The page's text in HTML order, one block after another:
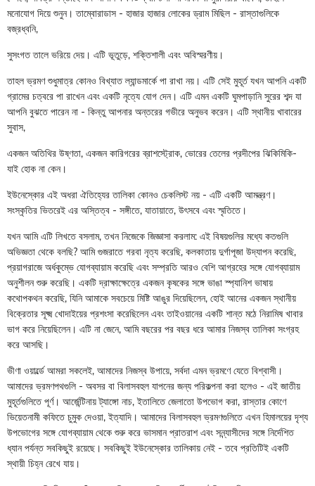
মনোযোগ দিয়ে শুনুন। তাম্বোরাডাস - হাজার হাজার লোকের ড্রাম মিছিল - রাস্তাগুলিকে
বজ্রধ্বনি,
সুসংগত তালে ভরিয়ে দেয়। এটি ভূতুড়ে, শক্তিশালী এবং অবিস্মরণীয়।
তাহল ভ্রমণ শুধুমাত্র কোনও বিখ্যাত ল্যান্ডমার্কে পা রাখা নয়। এটি সেই মুহূর্ত যখন আপনি একটি
গ্রামের চত্বরে পা রাখেন এবং একটি নৃত্যে যোগ দেন। এটি এমন একটি ঘুমপাড়ানি সুরের শব্দ যা
আপনি বুঝতে পারেন না - কিন্তু আপনার অন্তরের গভীরে অনুভব করেন। এটি স্থানীয় খাবারের
সুবাস,
একজন অতিথির উষ্ণতা, একজন কারিগরের ব্রাশস্ট্রোক, ভোরের তেলের প্রদীপের ঝিকিমিকি-
যাই হোক না কেন।
ইউনেস্কোর এই অধরা ঐতিহ্যের তালিকা কোনও চেকলিস্ট নয় - এটি একটি আমন্ত্রণ।
সংস্কৃতির ভিতরেই এর অস্তিত্ব - সঙ্গীতে, যাতায়াতে, উৎসবে এবং স্মৃতিতে।
যখন আমি এটি লিখতে বসলাম, তখন নিজেকে জিজ্ঞাসা করলাম: এই বিষয়গুলির মধ্যে কতগুলি
অভিজ্ঞতা থেকে বলছি? আমি গুজরাতে গরবা নৃত্য করেছি, কলকাতায় দুর্গাপূজা উদ্‌যাপন করেছি,
প্রয়াগরাজে অর্ধকুম্ভে যোগব্যায়াম করেছি এবং সম্প্রতি আরও বেশি আগ্রহের সঙ্গে যোগব্যায়াম
অনুশীলন শুরু করেছি। একটি দ্রাক্ষাক্ষেত্রে একজন কৃষকের সঙ্গে ভাঙা স্প্যানিশ ভাষায়
কথোপকথন করেছি, যিনি আমাকে সবচেয়ে মিষ্টি আঙুর দিয়েছিলেন, হোই আনের একজন স্থানীয়
বিক্রেতার সূক্ষ্ম খোদাইয়ের প্রশংসা করেছিলেন এবং তাইওয়ানের একটি শান্ত মঠে নিরামিষ খাবার
ভাগ করে নিয়েছিলেন। এটি না জেনে, আমি বছরের পর বছর ধরে আমার নিজস্ব তালিকা সংগ্রহ
করে আসছি।
ভীণা ওয়ার্ল্ডে আমরা সকলেই, আমাদের নিজস্ব উপায়ে, সর্বদা এমন ভ্রমণে যেতে বিশ্বাসী।
আমাদের ভ্রমণপথগুলি - অবসর বা বিলাসবহুল যাপনের জন্য পরিকল্পনা করা হলেও - এই জাতীয়
মুহূর্তগুলিতে পূর্ণ। আর্জেন্টিনায় ট্যাঙ্গো নাচ, ইতালিতে জেলাতো উপভোগ করা, রাস্তার কোণে
ভিয়েতনামী কফিতে চুমুক দেওয়া, ইত্যাদি। আমাদের বিলাসবহুল ভ্রমণগুলিতে এখন হিমালয়ের দৃশ্য
উপভোগের সঙ্গে যোগব্যায়াম থেকে শুরু করে ভাসমান প্রাতরাশ এবং সন্ন্যাসীদের সঙ্গে নির্দেশিত
ধ্যান পর্যন্ত সবকিছুই রয়েছে। সবকিছুই ইউনেস্কোর তালিকায় নেই - তবে প্রতিটিই একটি
স্থায়ী চিহ্ন রেখে যায়।